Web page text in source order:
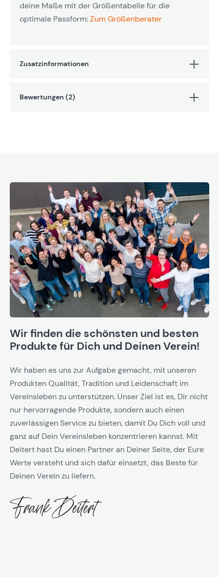
deine Maße mit der Größentabelle für die
optimale Passform:Zum Größenberater
Zusatzinformationen
Bewertungen (2)
Wir finden die schönsten und besten
Produkte für Dich und Deinen Verein!
Wir haben es uns zur Aufgabe gemacht, mit unseren
Produkten Qualität, Tradition und Leidenschaft im
Vereinsleben zu unterstützen. Unser Ziel ist es, Dir nicht
nur hervorragende Produkte, sondern auch einen
zuverlässigen Service zu bieten, damit Du Dich voll und
ganz auf Dein Vereinsleben konzentrieren kannst. Mit
Deitert hast Du einen Partner an Deiner Seite, der Eure
Werte versteht und sich dafür einsetzt, das Beste für
Deinen Verein zu liefern.